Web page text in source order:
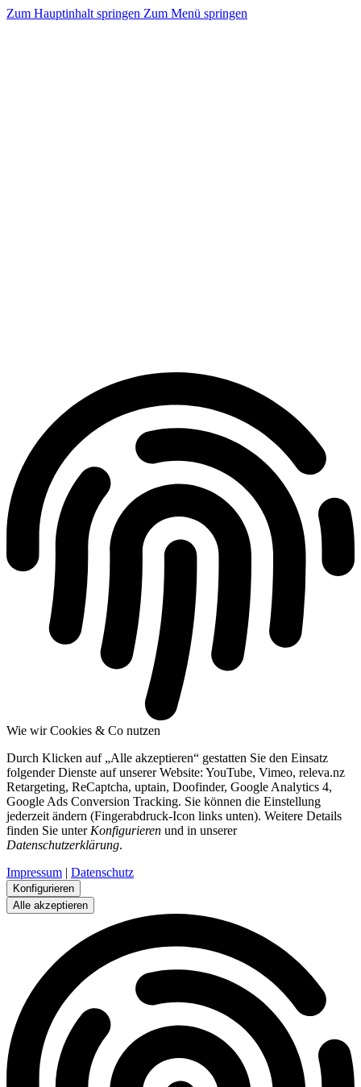
Zum Hauptinhalt springen Zum Menü springen
Wie wir Cookies & Co nutzen
Durch Klicken auf „Alle akzeptieren“ gestatten Sie den Einsatz
folgender Dienste auf unserer Website: YouTube, Vimeo, releva.nz
Retargeting, ReCaptcha, uptain, Doofinder, Google Analytics 4,
Google Ads Conversion Tracking. Sie können die Einstellung
jederzeit ändern (Fingerabdruck-Icon links unten). Weitere Details
finden Sie unter Konfigurieren und in unserer
Datenschutzerklärung.
Impressum | Datenschutz
Konfigurieren
Alle akzeptieren